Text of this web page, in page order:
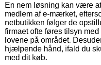
En nem løsning kan være
medlem af e-mærket,
netbutikken følger de
firmaet ofte føres tilsyn
lovene på området.
hjælpende hånd, ifald du
med dit køb.